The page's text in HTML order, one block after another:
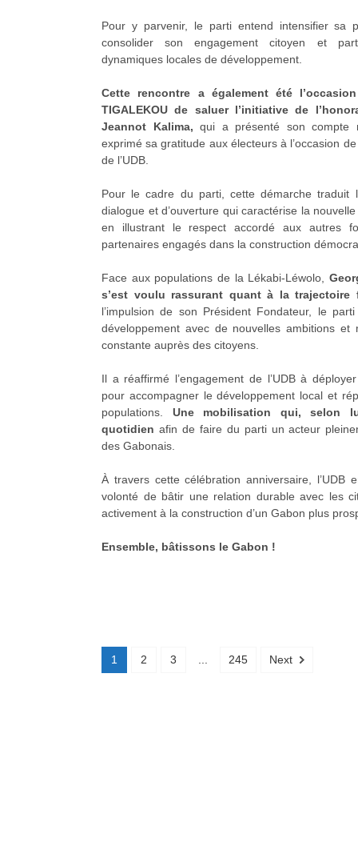
Pour y parvenir, le parti entend intensifier sa
consolider son engagement citoyen et
dynamiques locales de développement.
Cette rencontre a également été
TIGALEKOU de saluer l’initiative de
Jeannot Kalima, qui a présenté son compte
exprimé sa gratitude aux électeurs à l’occasion
de l’UDB.
Pour le cadre du parti, cette démarche traduit
dialogue et d’ouverture qui caractérise la
en illustrant le respect accordé aux autres
partenaires engagés dans la construction
Face aux populations de la Lékabi-Léwolo,
s’est voulu rassurant quant à la trajectoire
l’impulsion de son Président Fondateur, le
développement avec de nouvelles ambitions et
constante auprès des citoyens.
Il a réaffirmé l’engagement de l’UDB à
pour accompagner le développement local et
populations. Une mobilisation qui, selon
quotidien afin de faire du parti un acteur
des Gabonais.
À travers cette célébration anniversaire, l’UDB
volonté de bâtir une relation durable avec les
activement à la construction d’un Gabon plus
Ensemble, bâtissons le Gabon !
1 2 3 ... 245 Next